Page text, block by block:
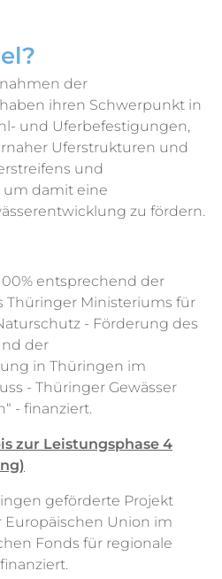
der
ihren Schwerpunkt in
und Uferbefestigungen,
Uferstrukturen und
und
um damit eine
zu fördern.
entsprechend der
Thüringer Ministeriums für
- Förderung des
der
in Thüringen im
- Thüringer Gewässer
- finanziert.
zur Leistungsphase 4
geförderte Projekt
Union im
Fonds für regionale